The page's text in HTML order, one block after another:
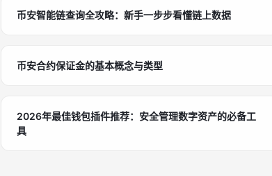
币安智能链查询全攻略：新手一步步看懂链上数据
币安合约保证金的基本概念与类型
2026年最佳钱包插件推荐：安全管理数字资产的必备工
具